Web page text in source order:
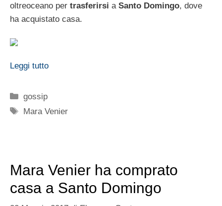
oltreoceano per trasferirsi a Santo Domingo, dove
ha acquistato casa.
Leggi tutto
Categorie
gossip
Tag
Mara Venier
Mara Venier ha comprato
casa a Santo Domingo